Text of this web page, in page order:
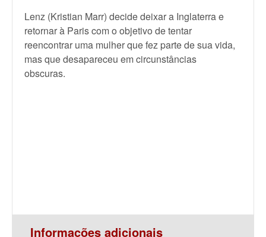
Lenz (Kristian Marr) decide deixar a Inglaterra e
retornar à Paris com o objetivo de tentar
reencontrar uma mulher que fez parte de sua vida,
mas que desapareceu em circunstâncias
obscuras.
Informações adicionais